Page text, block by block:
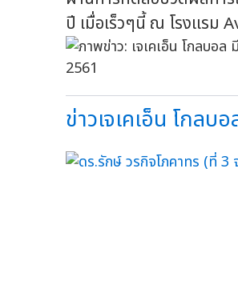
ปี เมื่อเร็วๆนี้ ณ โรงแรม
ข่าวเจเคเอ็น โกล